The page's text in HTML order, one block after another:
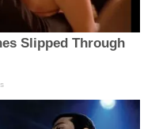
Slipped Through